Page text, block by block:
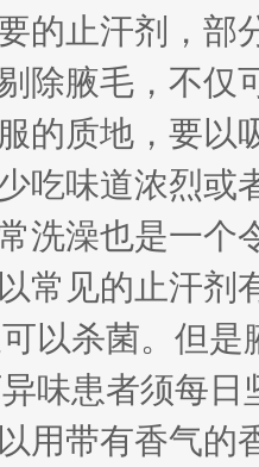
的止汗剂，部
除腋毛，不仅
的质地，要以
吃味道浓烈或
洗澡也是一个
常见的止汗剂
以杀菌。但
味患者须每日
用带有香气的